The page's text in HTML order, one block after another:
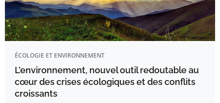
ÉCOLOGIE ET ENVIRONNEMENT
L’environnement, nouvel outil redoutable au
cœur des crises écologiques et des conflits
croissants